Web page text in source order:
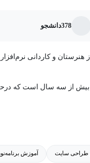
378دانشجو
و کاردانی
و بیش از سه سال است که
و وردپرس است.
طراحی سایت آموزش